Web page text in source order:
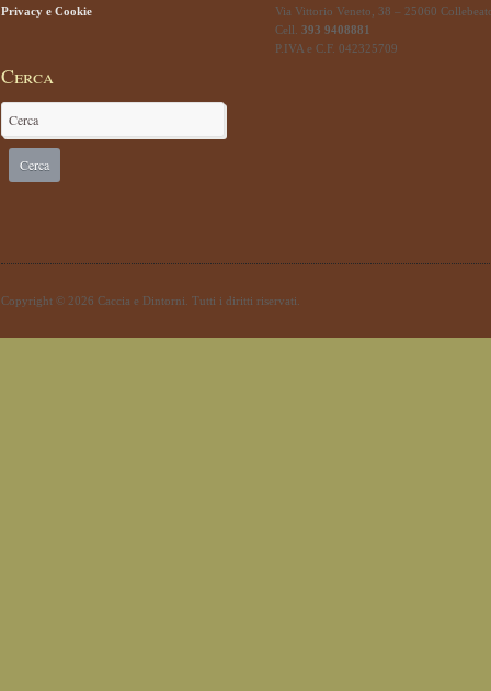
Privacy e Cookie
Cerca
Via Vittorio Veneto, 38 – 25060
Cell. 393 9408881
P.IVA e C.F. 042325709
Copyright © 2026 Caccia e Dintorni. Tutti i diritti riservati.